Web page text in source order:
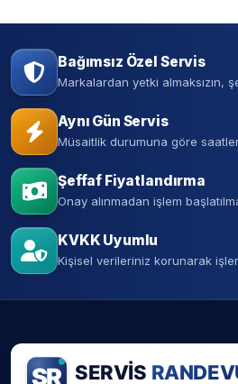
Bağımsız Özel Servis
Markalardan yetki almaksızın,
Aynı Gün Servis
Müsaitlik durumuna göre
Şeffaf Fiyatlandırma
Onay alınmadan işlem
KVKK Uyumlu
Kişisel verileriniz korunarak